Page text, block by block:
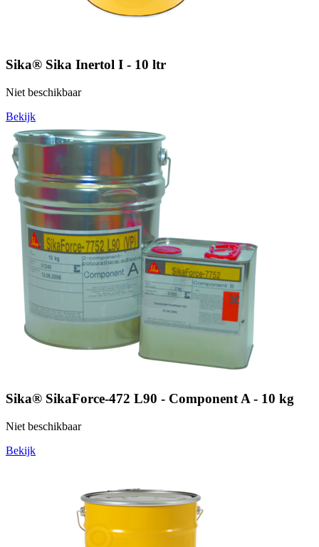
Sika® Sika Inertol I - 10 ltr
Niet beschikbaar
Bekijk
Sika® SikaForce-472 L90 - Component A - 10 kg
Niet beschikbaar
Bekijk